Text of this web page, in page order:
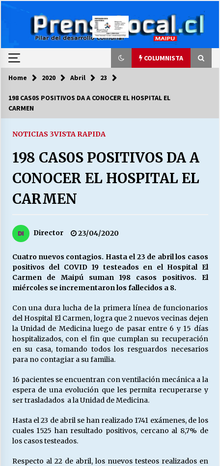
COLUMNISTA
COLUMNISTA
03/08/2026
LA DC POR SIEMPRE.RECORDANDO 69 AÑOS DE
28/07/2026
“ORGULLOSOS DE SER DC” SALUDA EL
LABORAL:
13/07/2026
Escuela hospitalaria El Carmen de Maipu.
25/06/2026
¿Qué habrían dicho?
23/06/2026
VOLVER A SER ALTERNATIVA
16/06/2026
MUNICIPALIDADES, HONORARIOS, DESPIDOS
28/05/2026
Home 2020 Abril 23
198 CAS0S POSITIVOS DA A CONOCER EL HOSPITAL EL
CARMEN
NOTICIAS 3VISTA RAPIDA
198 CAS0S POSITIVOS DA A
CONOCER EL HOSPITAL EL
CARMEN
Director 23/04/2020
Cuatro nuevos contagios. Hasta el 23 de abril los casos
positivos del COVID 19 testeados en el Hospital El
Carmen de Maipú suman 198 casos positivos. El
miércoles se incrementaron los fallecidos a 8.
Con una dura lucha de la primera línea de funcionarios
del Hospital El Carmen, logra que 2 nuevos vecinas dejen
la Unidad de Medicina luego de pasar entre 6 y 15 días
hospitalizados, con el fin que cumplan su recuperación
en su casa, tomando todos los resguardos necesarios
para no contagiar a su familia.
16 pacientes se encuentran con ventilación mecánica a la
espera de una evolución que les permita recuperarse y
ser trasladados a la Unidad de Medicina.
Hasta el 23 de abril se han realizado 1741 exámenes, de los
cuales 1525 han resultado positivos, cercano al 8,7% de
los casos testeados.
Respecto al 22 de abril, los nuevos testeos realizados en